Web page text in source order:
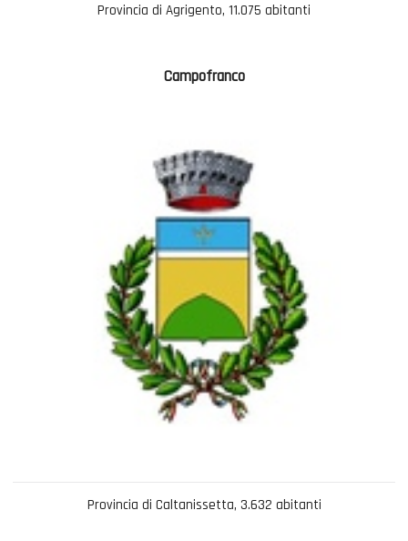
Provincia di Agrigento, 11.075 abitanti
Campofranco
Provincia di Caltanissetta, 3.632 abitanti